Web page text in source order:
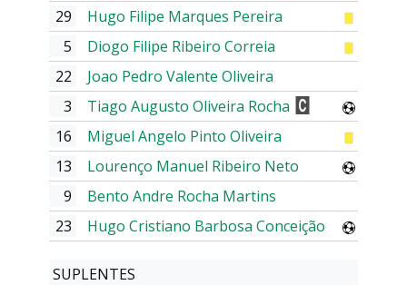
29
Hugo Filipe Marques Pereira
5
Diogo Filipe Ribeiro Correia
22
Joao Pedro Valente Oliveira
3
Tiago Augusto Oliveira Rocha
16
Miguel Angelo Pinto Oliveira
13
Lourenço Manuel Ribeiro Neto
9
Bento Andre Rocha Martins
23
Hugo Cristiano Barbosa Conceição
SUPLENTES